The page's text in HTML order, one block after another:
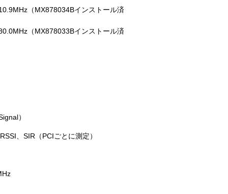
（MX878034Bインストール済
（MX878033Bインストール済
）
、SIR（PCIごとに測定）